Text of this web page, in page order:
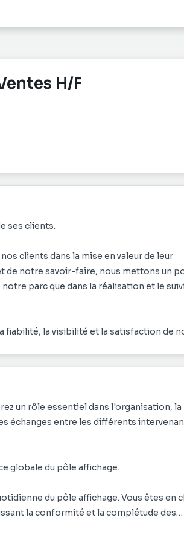
H/F
ses clients.
clients dans la mise en valeur de leur
de notre savoir-faire, nous mettons un
parc que dans la réalisation et le
la visibilité et la satisfaction de
un rôle essentiel dans l'organisation, la
échanges entre les différents
globale du pôle affichage.
du pôle affichage. Vous êtes en
la conformité et la complétude des
et la gestion des documents